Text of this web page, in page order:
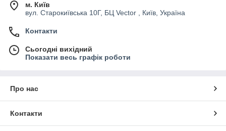
м. Київ
вул. Старокиївська 10Г, БЦ Vector , Київ, Україна
Контакти
Сьогодні вихідний
Показати весь графік роботи
Про нас
Контакти